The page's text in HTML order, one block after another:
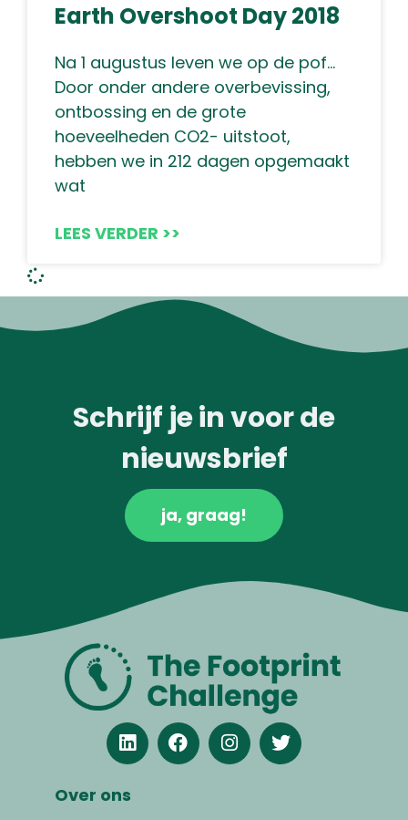
Earth Overshoot Day 2018
Na 1 augustus leven we op de pof…
Door onder andere overbevissing,
ontbossing en de grote
hoeveelheden CO2- uitstoot,
hebben we in 212 dagen opgemaakt
wat
LEES VERDER >>
Schrijf je in voor de
nieuwsbrief
ja, graag!
Over ons